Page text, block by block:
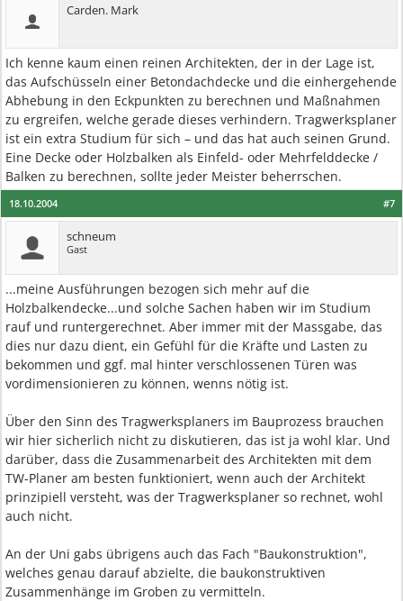
Carden. Mark
Ich kenne kaum einen reinen Architekten, der in der Lage ist,
das Aufschüsseln einer Betondachdecke und die einhergehende
Abhebung in den Eckpunkten zu berechnen und Maßnahmen
zu ergreifen, welche gerade dieses verhindern. Tragwerksplaner
ist ein extra Studium für sich – und das hat auch seinen Grund.
Eine Decke oder Holzbalken als Einfeld- oder Mehrfelddecke /
Balken zu berechnen, sollte jeder Meister beherrschen.
#7
18.10.2004
schneum
Gast
...meine Ausführungen bezogen sich mehr auf die
Holzbalkendecke...und solche Sachen haben wir im Studium
rauf und runtergerechnet. Aber immer mit der Massgabe, das
dies nur dazu dient, ein Gefühl für die Kräfte und Lasten zu
bekommen und ggf. mal hinter verschlossenen Türen was
vordimensionieren zu können, wenns nötig ist.
Über den Sinn des Tragwerksplaners im Bauprozess brauchen
wir hier sicherlich nicht zu diskutieren, das ist ja wohl klar. Und
darüber, dass die Zusammenarbeit des Architekten mit dem
TW-Planer am besten funktioniert, wenn auch der Architekt
prinzipiell versteht, was der Tragwerksplaner so rechnet, wohl
auch nicht.
An der Uni gabs übrigens auch das Fach "Baukonstruktion",
welches genau darauf abzielte, die baukonstruktiven
Zusammenhänge im Groben zu vermitteln.